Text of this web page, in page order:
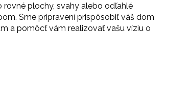
rovné plochy, svahy alebo odľahlé
Sme pripravení prispôsobiť váš dom
a pomôcť vám realizovať vašu víziu o